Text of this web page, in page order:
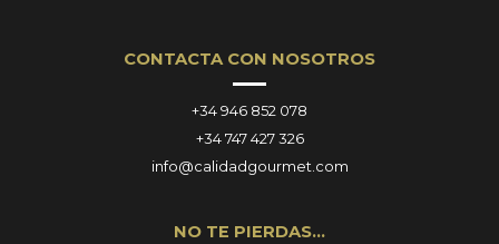
CONTACTA CON NOSOTROS
+34 946 852 078
+34 747 427 326
info@calidadgourmet.com
NO TE PIERDAS…